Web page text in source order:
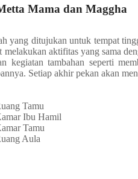
Mama dan Maggha​
yang ditujukan untuk tempat
melakukan aktifitas yang sama
kegiatan tambahan seperti
Setiap akhir pekan akan
Tamu
Ibu Hamil
Tamu
Aula